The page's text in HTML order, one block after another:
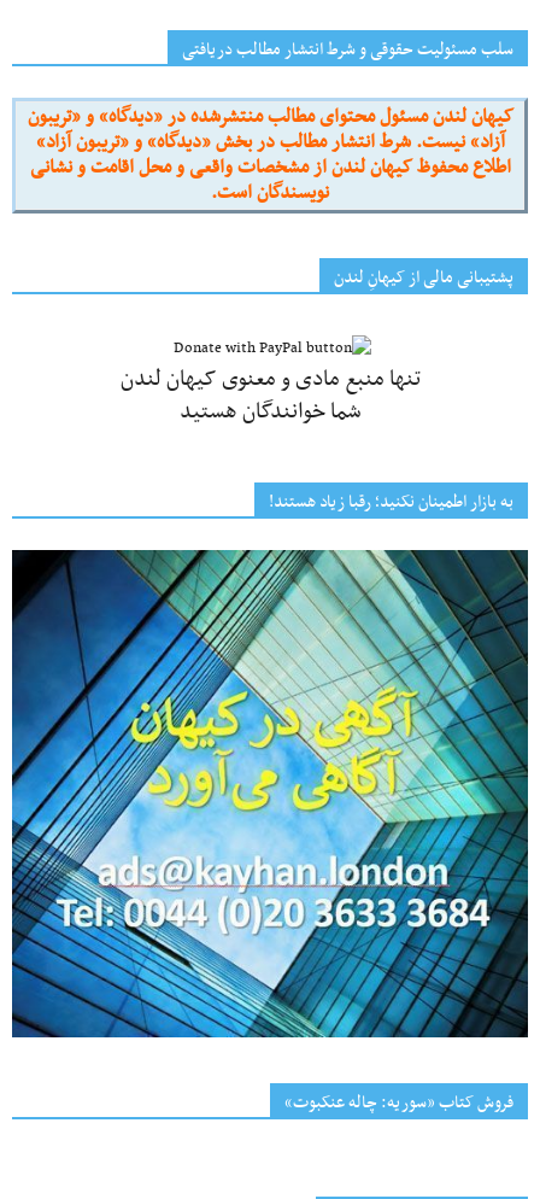
سلب مسئولیت حقوقی و شرط انتشار مطالب دریافتی
کیهان لندن مسئول محتوای مطالب منتشرشده در «دیدگاه» و «تریبون
آزاد» نیست. شرط انتشار مطالب در بخش «دیدگاه» و «تریبون آزاد»
اطلاع محفوظ کیهان لندن از مشخصات واقعی و محل اقامت و نشانی
نویسندگان است.
پشتیبانی مالی از کیهانِ لندن
تنها منبع مادی و معنوی کیهان لندن
شما خوانندگان هستید
به بازار اطمینان نکنید؛ رقبا زیاد هستند!
فروش کتاب «سوریه: چاله عنکبوت»